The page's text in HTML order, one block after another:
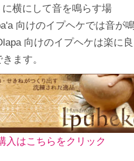
横にして音を鳴らす場
向けのイプヘケでは音が
向けのイプヘケは楽に良
ます。
入はこちらをクリック